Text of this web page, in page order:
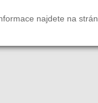
najdete na